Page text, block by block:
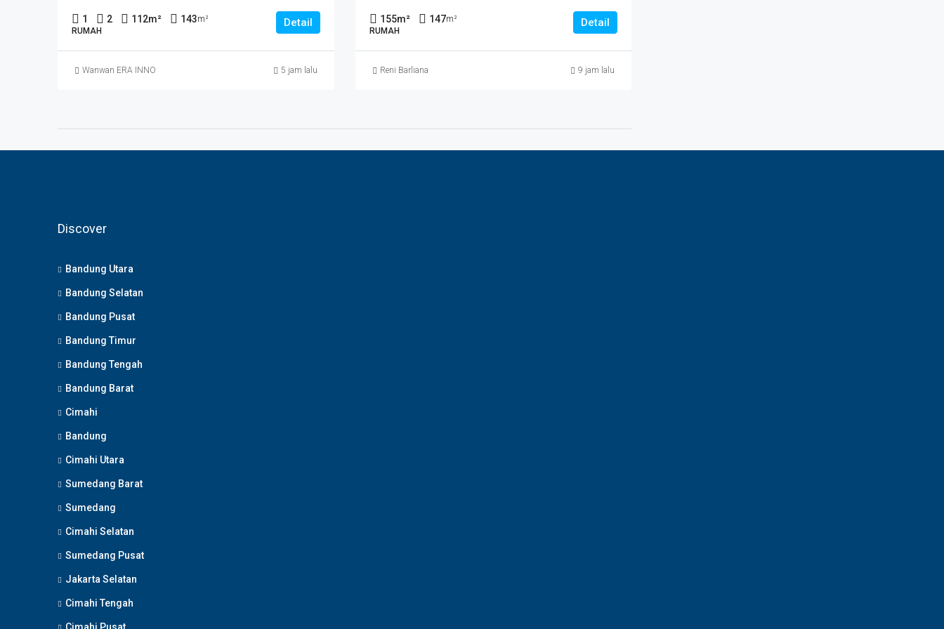
1 2 112m² 143m²
RUMAH
Detail
Wanwan ERA INNO 5 jam lalu
155m² 147m²
RUMAH
Detail
Reni Barliana 9 jam lalu
Discover
Bandung Utara
Bandung Selatan
Bandung Pusat
Bandung Timur
Bandung Tengah
Bandung Barat
Cimahi
Bandung
Cimahi Utara
Sumedang Barat
Sumedang
Cimahi Selatan
Sumedang Pusat
Jakarta Selatan
Cimahi Tengah